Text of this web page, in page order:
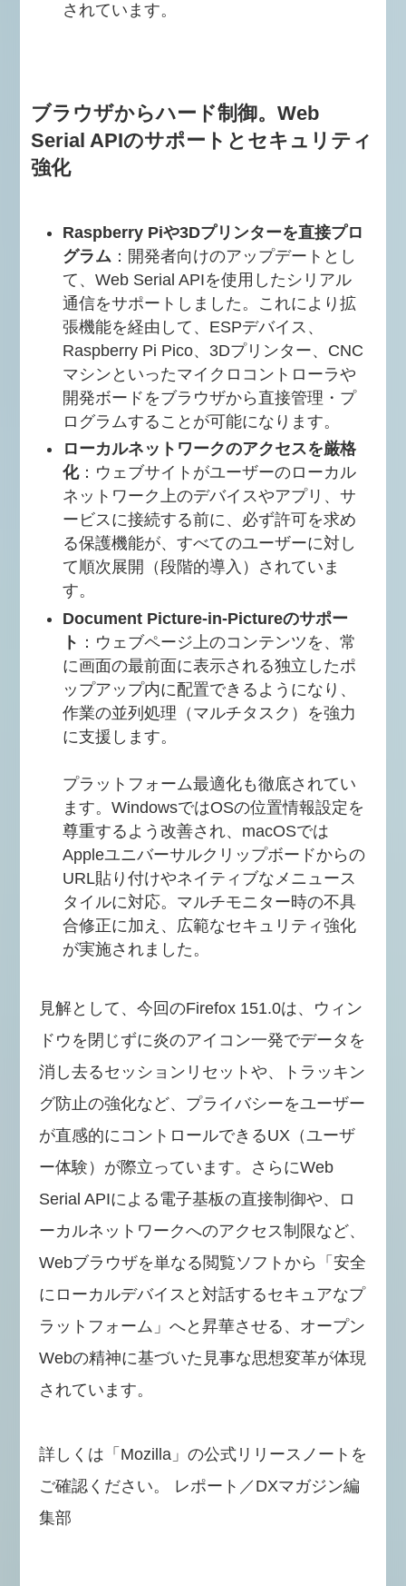
されています。
ブラウザからハード制御。Web
Serial APIのサポートとセキュリティ
強化
Raspberry Piや3Dプリンターを直接プロ
グラム ：開発者向けのアップデートとし
て、Web Serial APIを使用したシリアル
通信をサポートしました。これにより拡
張機能を経由して、ESPデバイス、
Raspberry Pi Pico、3Dプリンター、CNC
マシンといったマイクロコントローラや
開発ボードをブラウザから直接管理・プ
ログラムすることが可能になります。
ローカルネットワークのアクセスを厳格
化：ウェブサイトがユーザーのローカル
ネットワーク上のデバイスやアプリ、サ
ービスに接続する前に、必ず許可を求め
る保護機能が、すべてのユーザーに対し
て順次展開（段階的導入）されていま
す。
Document Picture-in-Pictureのサポー
ト ：ウェブページ上のコンテンツを、常
に画面の最前面に表示される独立したポ
ップアップ内に配置できるようになり、
作業の並列処理（マルチタスク）を強力
に支援します。
プラットフォーム最適化も徹底されてい
ます。WindowsではOSの位置情報設定を
尊重するよう改善され、macOSでは
Appleユニバーサルクリップボードからの
URL貼り付けやネイティブなメニュース
タイルに対応。マルチモニター時の不具
合修正に加え、広範なセキュリティ強化
が実施されました。
見解として、今回のFirefox 151.0は、ウィン
ドウを閉じずに炎のアイコン一発でデータを
消し去るセッションリセットや、トラッキン
グ防止の強化など、プライバシーをユーザー
が直感的にコントロールできるUX（ユーザ
ー体験）が際立っています。さらにWeb
Serial APIによる電子基板の直接制御や、ロ
ーカルネットワークへのアクセス制限など、
Webブラウザを単なる閲覧ソフトから「安全
にローカルデバイスと対話するセキュアなプ
ラットフォーム」へと昇華させる、オープン
Webの精神に基づいた見事な思想変革が体現
されています。
詳しくは「Mozilla」の公式リリースノートを
ご確認ください。 レポート／DXマガジン編
集部